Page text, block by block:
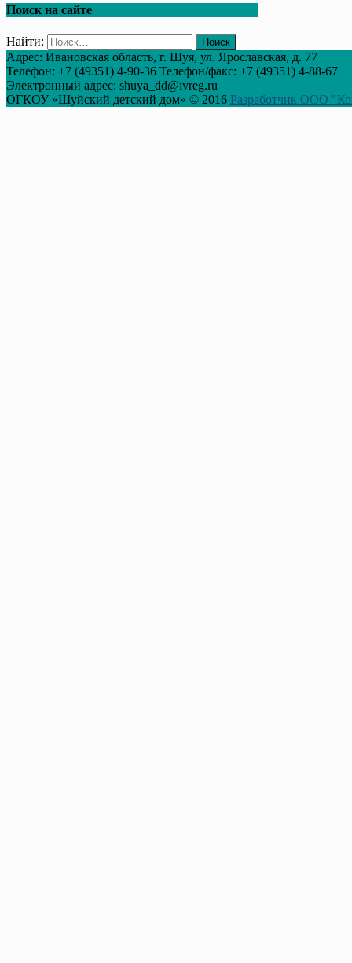
Поиск на сайте
Найти:
Адрес: Ивановская область, г. Шуя, ул. Ярославская, д. 77
Телефон: +7 (49351) 4-90-36 Телефон/факс: +7 (49351) 4-88-67
Электронный адрес: shuya_dd@ivreg.ru
ОГКОУ «Шуйский детский дом» © 2016 Разработчик ООО